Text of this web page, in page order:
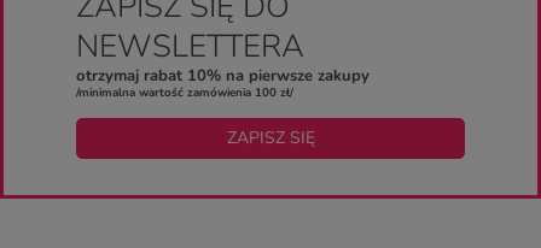
NEWSLETTERA
otrzymaj rabat 10% na pierwsze zakupy
/minimalna wartość zamówienia 100 zł/
ZAPISZ SIĘ